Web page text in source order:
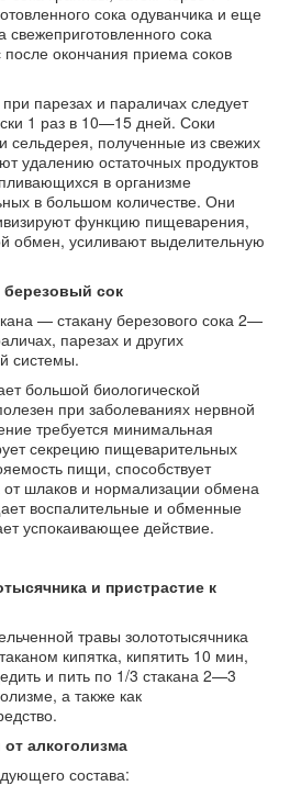
сока одуванчика и еще
сока
окончания приема соков
парезах и параличах следует
1 раз в 10—15 дней. Соки
сельдерея, полученные из свежих
удалению остаточных продуктов
в организме
в большом количестве. Они
функцию пищеварения,
обмен, усиливают выделительную
сок
— стакану березового сока 2—
парезах и других
системы.
большой биологической
при заболеваниях нервной
требуется минимальная
секрецию пищеварительных
пищи, способствует
шлаков и нормализации обмена
воспалительные и обменные
успокаивающее действие.
и пристрастие к
травы золототысячника
кипятка, кипятить 10 мин,
и пить по 1/3 стакана 2—3
а также как
алкоголизма
состава: